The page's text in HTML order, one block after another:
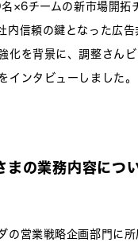
×6チームの新市場開拓
内信頼の鍵となった広
化を背景に、調整さん
インタビューしました。
の業務内容につ
の営業戦略企画部門に所